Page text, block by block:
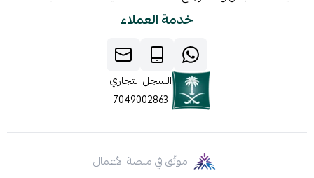
خدمة العملاء
السجل التجاري
7049002863
موثّق في منصة الأعمال